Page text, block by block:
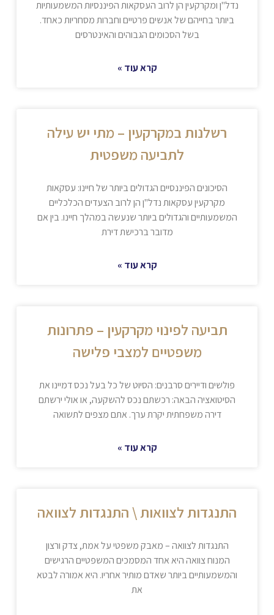
נדל"ן ומקרקעין הן לרוב העסקאות הפיננסיות המשמעותיות
ביותר בחייהם של אנשים פרטיים וחברות מסחריות כאחד.
בשל הסכומים הגבוהים והאינטרסים
קרא עוד »
רשלנות במקרקעין – מתי יש עילה
לתביעה משפטית
הסיכונים הפיננסיים הגדולים ביותר של חיינו: עסקאות
מקרקעין עסקאות נדל"ן הן לרוב הצעדים הכלכליים
המשמעותיים והגדולים ביותר שנעשה במהלך חיינו. בין אם
מדובר ברכישת דירת
קרא עוד »
תביעה לפינוי מקרקעין – פתרונות
משפטיים למצבי פלישה
פולשים ודיירים סרבנים: הסיוט של כל בעל נכס דמיינו את
הסיטואציה הבאה: רכשתם נכס להשקעה, או אולי ירשתם
דירה משפחתית יקרת ערך. אתם מצפים לתשואה
קרא עוד »
התנגדות לצוואות \ התנגדות לצוואה
התנגדות לצוואה – מאבק משפטי על אמת, צדק ורצון
המנוח צוואה היא אחד המסמכים המשפטיים הרגישים
והמשמעותיים ביותר שאדם מותיר אחריו. היא אמורה לבטא
את